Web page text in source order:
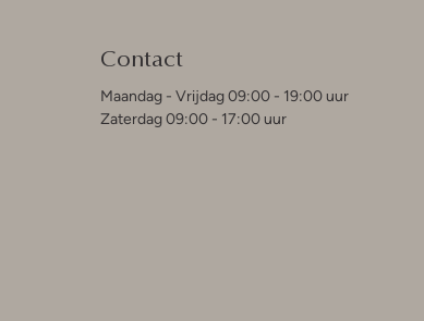
Contact
Maandag - Vrijdag 09:00 - 19:00 uur
Zaterdag 09:00 - 17:00 uur